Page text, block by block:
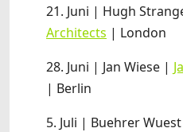
21. Juni | Hugh
Architects | London
28. Juni | Jan Wiese |
| Berlin
5. Juli | Buehrer